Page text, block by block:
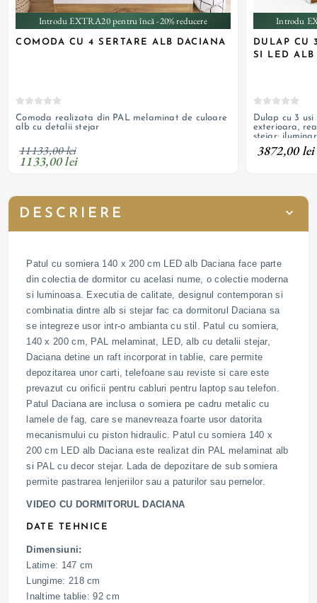
Introdu EXTRA20 pentru încă -20% reducere
COMODA CU 4 SERTARE ALB DACIANA
Comoda realizata din PAL melaminat de culoare
alb cu detalii stejar
11133,00 lei
1133,00 lei
Introdu
DULAP CU
SI LED ALB
Dulap cu 3
exterioara,
stejar;
3872,00 lei
DESCRIERE
Patul cu somiera 140 x 200 cm LED alb Daciana face parte
din colectia de dormitor cu acelasi nume, o colectie moderna
si luminoasa. Executia de calitate, designul contemporan si
combinatia dintre alb si stejar fac ca dormitorul Daciana sa
se integreze usor intr-o ambianta cu stil. Patul cu somiera,
140 x 200 cm, PAL melaminat, LED, alb cu detalii stejar,
Daciana detine un raft incorporat in tablie, care permite
depozitarea unor carti, telefoane sau reviste si care este
prevazut cu orificii pentru cabluri pentru laptop sau telefon.
Patul Daciana are inclusa o somiera pe cadru metalic cu
lamele de fag, care se manevreaza foarte usor datorita
mecanismului cu piston hidraulic. Patul cu somiera 140 x
200 cm LED alb Daciana este realizat din PAL melaminat alb
si PAL cu decor stejar. Lada de depozitare de sub somiera
permite pastrarea lenjeriilor sau a paturilor sau pernelor.
VIDEO CU DORMITORUL DACIANA
DATE TEHNICE
Dimensiuni:
Latime: 147 cm
Lungime: 218 cm
Inaltime tablie: 92 cm